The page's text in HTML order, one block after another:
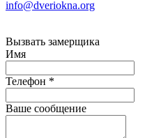
info@dveriokna.org
Вызвать замерщика
Имя
Телефон *
Ваше сообщение